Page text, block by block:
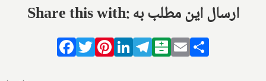
Share this with: ارسال این مطلب به
Facebook
TwitterPinterestLinkedIn
Telegram
Balatarin
Email